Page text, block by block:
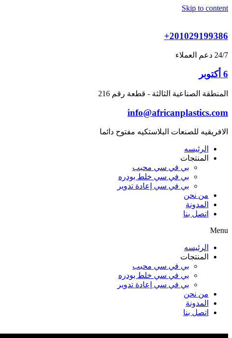
Skip to content
+201029199386
24/7 دعم العملاء
6 أكتوبر
المنطقة الصناعية الثالثة - قطعة رقم 216
info@africanplastics.com
الافريقيه للصنعات البلاستكيه مفتوح دائما
الرئيسه
المنتجات
بي في سي محبب
بي في سي خلط بودره
بي في سي إعادة تدوير
من نحن
المدونة
اتصل بنا
Menu
الرئيسه
المنتجات
بي في سي محبب
بي في سي خلط بودره
بي في سي إعادة تدوير
من نحن
المدونة
اتصل بنا